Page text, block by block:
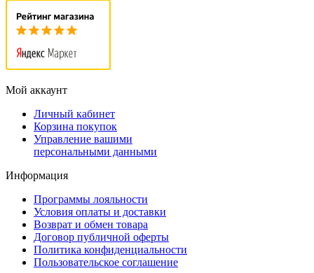
Мой аккаунт
Личный кабинет
Корзина покупок
Управление вашими
персональными данными
Информация
Программы лояльности
Условия оплаты и доставки
Возврат и обмен товара
Договор публичной оферты
Политика конфиденциальности
Пользовательское соглашение